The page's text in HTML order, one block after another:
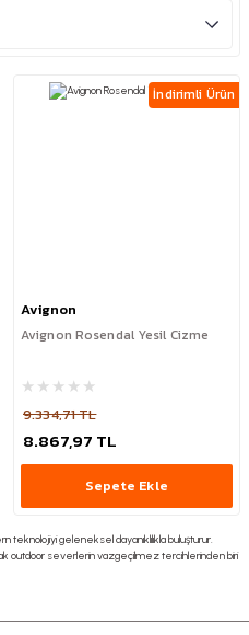
İndirimli Ürün
Avignon
Avignon Rosendal Yesil Cizme
9.334,71 TL
8.867,97 TL
Sepete Ekle
teknolojiyi geleneksel dayanıklılıkla buluşturur.
outdoor severlerin vazgeçilmez tercihlerinden biri